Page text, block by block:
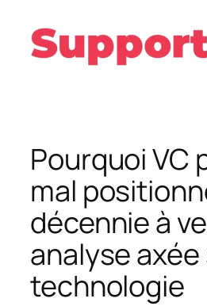
contenu
Pourquoi VC
mal
décennie à
analyse axée
technologie